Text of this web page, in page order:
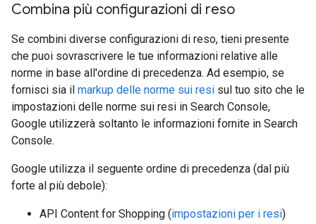
Combina più configurazioni di reso
Se combini diverse configurazioni di reso, tieni presente
che puoi sovrascrivere le tue informazioni relative alle
norme in base all'ordine di precedenza. Ad esempio, se
fornisci sia il markup delle norme sui resi sul tuo sito che le
impostazioni delle norme sui resi in Search Console,
Google utilizzerà soltanto le informazioni fornite in Search
Console.
Google utilizza il seguente ordine di precedenza (dal più
forte al più debole):
API Content for Shopping (impostazioni per i resi)